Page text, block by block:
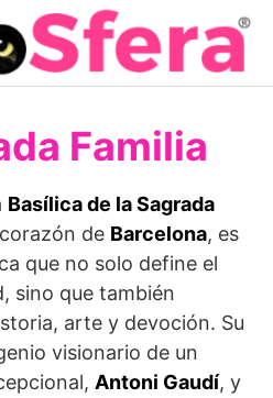
Familia
Basílica de la Sagrada
de Barcelona, es
que no solo define el
sino que también
arte y devoción. Su
visionario de un
Antoni Gaudí, y